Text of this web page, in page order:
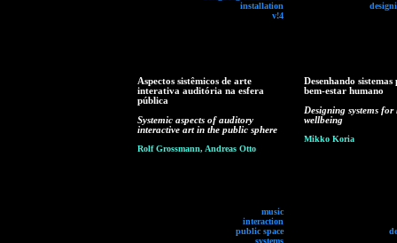
installation
v!4
Aspectos sistêmicos de arte
interativa auditória na esfera
pública
Systemic aspects of auditory
interactive art in the public sphere
Rolf Grossmann, Andreas Otto
music
interaction
public space
systems
Desenhando sistemas
bem-estar humano
Designing systems for
wellbeing
Mikko Koria